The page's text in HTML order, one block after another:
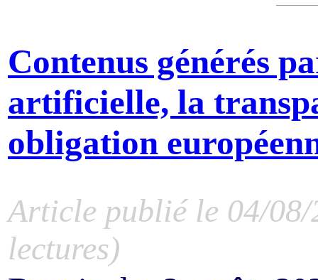
Contenus générés
artificielle, la
obligation
Article publié le 04/
lectures)